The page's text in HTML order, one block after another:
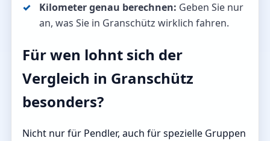
Kilometer genau berechnen: Geben Sie nur
an, was Sie in Granschütz wirklich fahren.
Für wen lohnt sich der
Vergleich in Granschütz
besonders?
Nicht nur für Pendler, auch für spezielle Gruppen